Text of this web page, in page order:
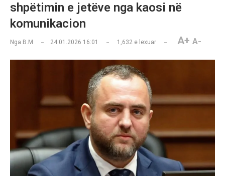
shpëtimin e jetëve nga kaosi në
komunikacion
Nga B.M 24.01.2026 16:01 1,632 e lexuar A+ A-